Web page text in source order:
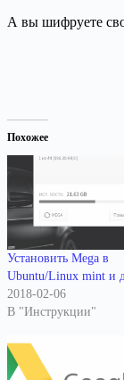
А вы шифруете
Похожее
Установить Mega в
Ubuntu/Linux mint и
2018-02-06
В "Инструкции"